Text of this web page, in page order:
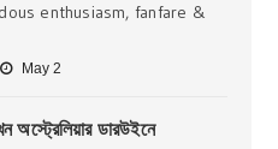
enthusiasm, fanfare &
May 2
অস্ট্রেলিয়ার ডারউইনে